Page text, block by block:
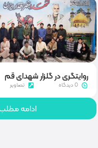
اردوی زیارتی راهیان نور
0 دیدگاه تصاویر
ادامه